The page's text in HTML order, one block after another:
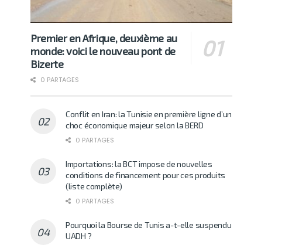
Premier en Afrique, deuxième au
monde: voici le nouveau pont de
Bizerte
0 PARTAGES
Conflit en Iran: la Tunisie en première ligne d’un
choc économique majeur selon la BERD
0 PARTAGES
Importations: la BCT impose de nouvelles
conditions de financement pour ces produits
(liste complète)
0 PARTAGES
Pourquoi la Bourse de Tunis a-t-elle suspendu
UADH ?